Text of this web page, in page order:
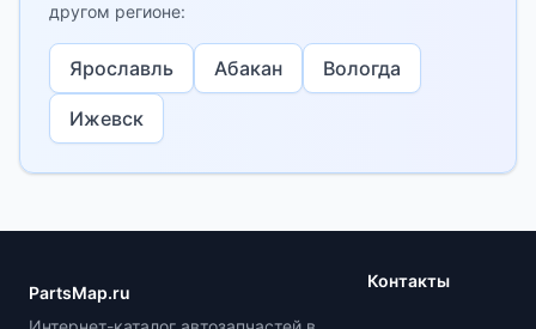
другом регионе:
Ярославль Абакан Вологда
Ижевск
PartsMap.ru
Контакты